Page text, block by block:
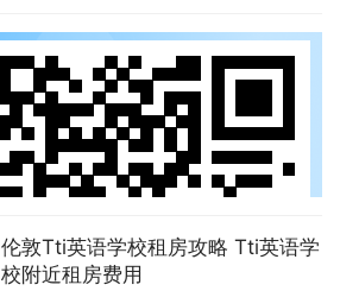
伦敦Tti英语学校租房攻略 Tti英语学
校附近租房费用